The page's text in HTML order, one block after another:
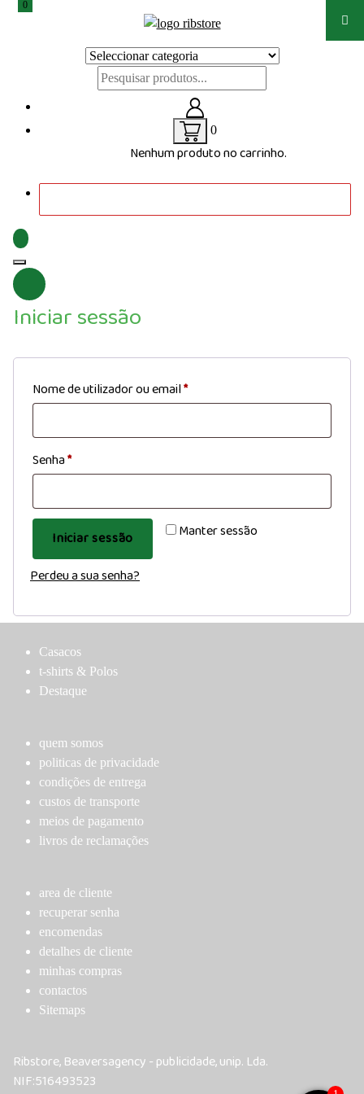
Saltar
Loja de vestuário Personalizado
0
0
Nenhum produto no carrinho.
Iniciar sessão
Nome de utilizador ou email*Obrigatório
Senha*Obrigatório
Manter sessão
Iniciar sessão
Perdeu a sua senha?
Casacos
t-shirts & Polos
Destaque
quem somos
politicas de privacidade
condições de entrega
custos de transporte
meios de pagamento
livros de reclamações
area de cliente
recuperar senha
encomendas
detalhes de cliente
minhas compras
contactos
Sitemaps
Ribstore, Beaversagency - publicidade, unip. Lda.
NIF:516493523